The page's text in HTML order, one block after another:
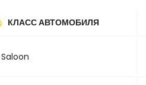
КЛАСС АВТОМОБИЛЯ
Saloon